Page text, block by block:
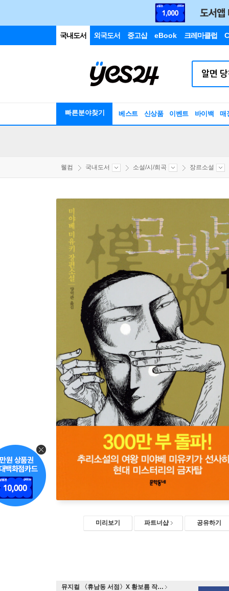
국내도서 외국도서 중고샵 eBook 크레마클럽
빠른분야찾기 베스트 신상품 이벤트 바이백 매
웰컴 국내도서 소설/시/희곡 장르소설
미리보기 파트너샵 공유하기
뮤지컬 〈휴남동 서점〉X 황보름 작가 북토크